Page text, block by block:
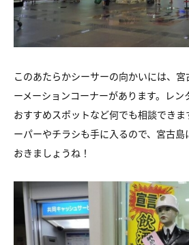
このあたらかシーサーの向かいには、
ーメーションコーナーがあります。レン
おすすめスポットなど何でも相談でき
ーパーやチラシも手に入るので、宮古
おきましょうね！